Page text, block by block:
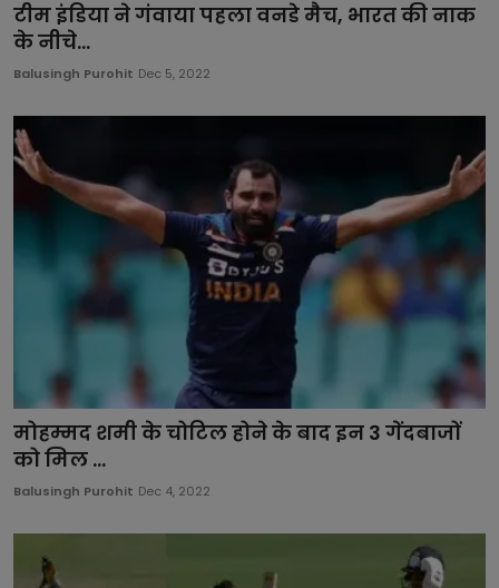
टीम इंडिया ने गंवाया पहला वनडे मैच, भारत की नाक
के नीचे...
Balusingh Purohit Dec 5, 2022
मोहम्मद शमी के चोटिल होने के बाद इन 3 गेंदबाजों
को मिल ...
Balusingh Purohit Dec 4, 2022